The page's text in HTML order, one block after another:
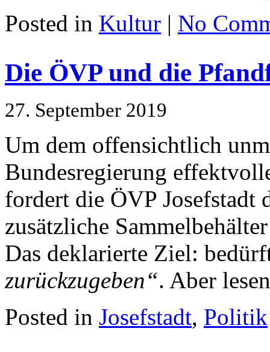
Posted in Kultur | No
Die ÖVP und die
27. September 2019
Um dem offensichtlich
Bundesregierung
fordert die ÖVP Josefstadt
zusätzliche
Das deklarierte Ziel:
zurückzugeben“. Aber
Posted in Josefstadt, Politik